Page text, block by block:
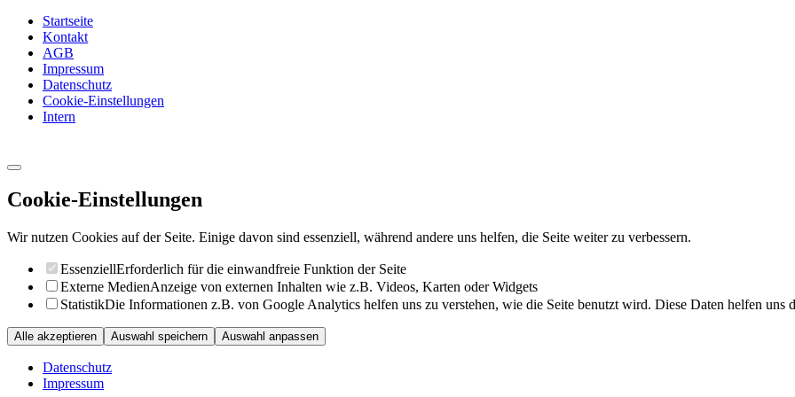
Startseite
Kontakt
AGB
Impressum
Datenschutz
Cookie-Einstellungen
Intern
Cookie-Einstellungen
Wir nutzen Cookies auf der Seite. Einige davon sind essenziell, während andere uns helfen, die Seite weiter zu verbessern.
EssenziellErforderlich für die einwandfreie Funktion der Seite
Externe MedienAnzeige von externen Inhalten wie z.B. Videos, Karten oder Widgets
StatistikDie Informationen z.B. von Google Analytics helfen uns zu verstehen, wie die Seite benutzt wird. Diese Daten helfen uns
Alle akzeptieren Auswahl speichern Auswahl anpassen
Datenschutz
Impressum